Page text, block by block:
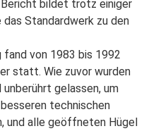
bildet trotz einiger
Standardwerk zu den
fand von 1983 bis 1992
statt. Wie zuvor wurden
gelassen, um
technischen
und alle geöffneten Hügel